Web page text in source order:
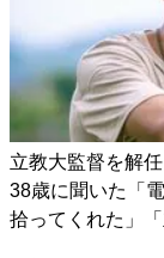
立教大監督を解
38歳に聞いた「
拾ってくれた」